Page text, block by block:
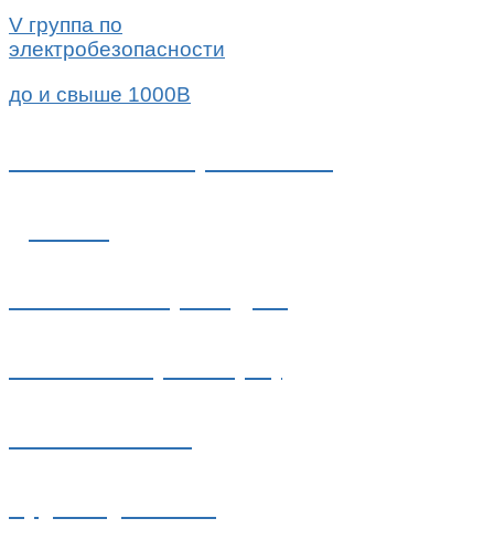
V группа по
электробезопасности
до и свыше 1000В